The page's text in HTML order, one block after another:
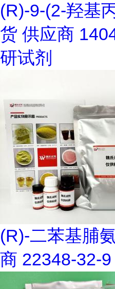
(R)-9-(2-羟基
货 供应商
研试剂
(R)-二苯基脯
商 22348-32-